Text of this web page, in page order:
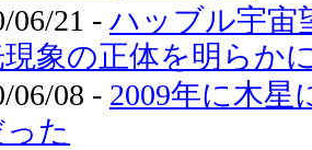
06/21 - ハッブル宇宙
象の正体を明らか
06/08 - 2009年に木星
た